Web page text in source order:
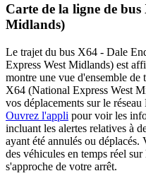
Carte de la ligne de
Midlands)
Le trajet du bus X64 - Dale
Express West Midlands) est
montre une vue d'ensemble de
X64 (National Express West
vos déplacements sur le
Ouvrez l'appli pour voir les
incluant les alertes relatives à
ayant été annulés ou
des véhicules en temps réel
s'approche de votre arrêt.